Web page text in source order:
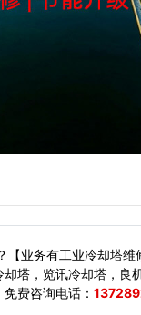
业务有工业冷却塔
塔，览讯冷却塔，良
免费咨询电话：